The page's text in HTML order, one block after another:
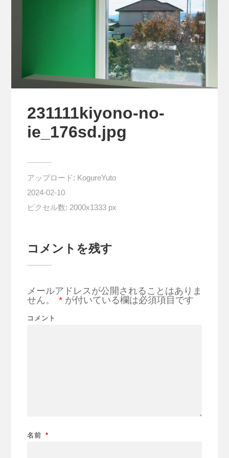
231111kiyono-no-
ie_176sd.jpg
アップロード: KogureYuto
2024-02-10
ピクセル数: 2000x1333 px
コメントを残す
メールアドレスが公開されることはありま
せん。
*が付いている欄は必須項目です
コメント
名前 *